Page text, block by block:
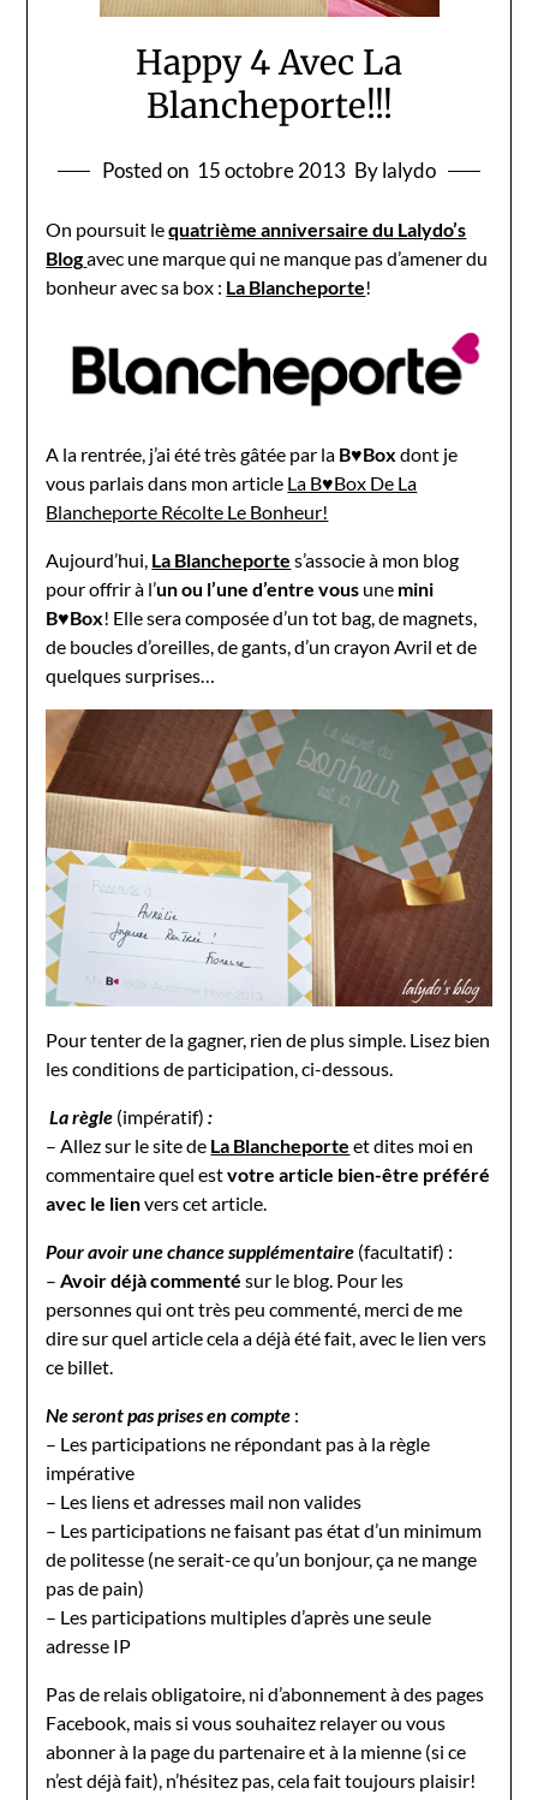
Happy 4 Avec La
Blancheporte!!!
Posted on 15 octobre 2013 By lalydo
On poursuit lequatrième anniversaire du Lalydo’s
Blogavec une marque qui ne manque pas d’amener du
bonheur avec sa box : La Blancheporte!
A la rentrée, j’ai été très gâtée par la B♥Box dont je
vous parlais dans mon article La B♥Box De La
Blancheporte Récolte Le Bonheur!
Aujourd’hui, La Blancheporte s’associe à mon blog
pour offrir à l’un ou l’une d’entre vous une mini
B♥Box! Elle sera composée d’un tot bag, de magnets,
de boucles d’oreilles, de gants, d’un crayon Avril et de
quelques surprises…
Pour tenter de la gagner, rien de plus simple. Lisez bien
les conditions de participation, ci-dessous.
La règle (impératif) :
– Allez sur le site de La Blancheporte et dites moi en
commentaire quel estvotre article bien-être préféré
avec le lienvers cet article.
Pour avoir une chance supplémentaire (facultatif) :
–Avoir déjà commenté sur le blog. Pour les
personnes qui ont très peu commenté, merci de me
dire sur quel article cela a déjà été fait, avec le lien vers
ce billet.
Ne seront pas prises en compte :
– Les participations ne répondant pas à la règle
impérative
– Les liens et adresses mail non valides
– Les participations ne faisant pas état d’un minimum
de politesse (ne serait-ce qu’un bonjour, ça ne mange
pas de pain)
– Les participations multiples d’après une seule
adresse IP
Pas de relais obligatoire, ni d’abonnement à des pages
Facebook, mais si vous souhaitez relayer ou vous
abonner à la page du partenaire et à la mienne (si ce
n’est déjà fait), n’hésitez pas, cela fait toujours plaisir!